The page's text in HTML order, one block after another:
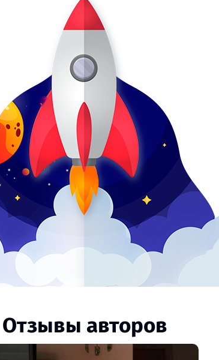
Отзывы авторов